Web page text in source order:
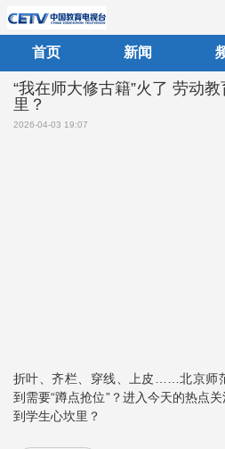
首页 新闻
“我在师大修古籍”火了 劳动
里？
2026-04-03 19:07
折叶、齐栏、穿线、上皮……北京师
到需要“蹲点抢位”？进入今天的热点
到学生心坎里？